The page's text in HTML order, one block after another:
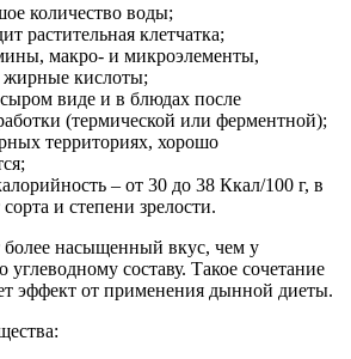
количество воды;
растительная клетчатка;
макро- и микроэлементы,
кислоты;
сыром виде и в блюдах после
(термической или ферментной);
территориях, хорошо
– от 30 до 38 Ккал/100 г, в
и степени зрелости.
насыщенный вкус, чем у
углеводному составу. Такое сочетание
эффект от применения дынной диеты.